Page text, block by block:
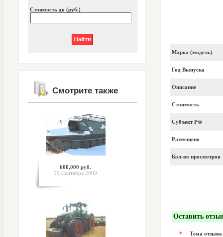
Стоимость до (руб.)
Смотрите также
600,000 руб.
19 Сентября 2009
Марка (модель)
Год Выпуска
Описание
Стоимость
Субъект РФ
Размещено
Кол-во просмотров
Оставить
*
Тема отзыва